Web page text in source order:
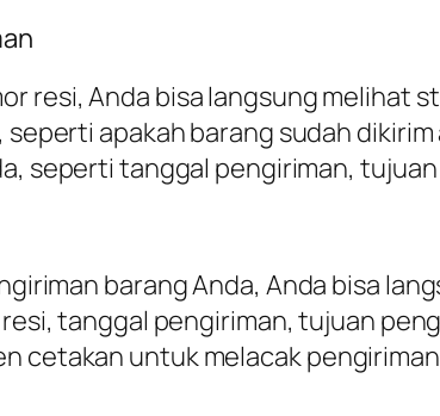
resi, Anda bisa langsung melihat
apakah barang sudah
seperti tanggal pengiriman,
barang Anda, Anda bisa
tanggal pengiriman, tujuan
cetakan untuk melacak